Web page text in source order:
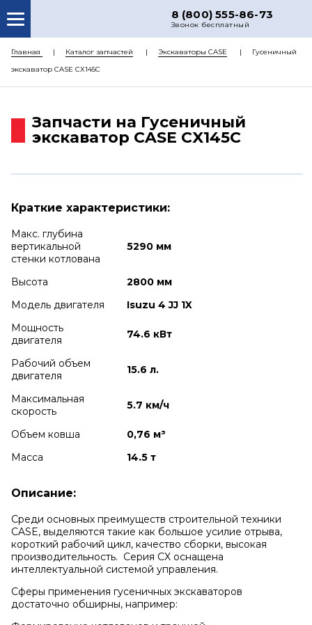
8 (800) 555-86-73
Звонок бесплатный
О НАС
ДОСТАВКА
Главная Каталог запчастей Экскаваторы CASE
Гусеничный
экскаватор CASE CX145C
Запчасти на Гусеничный
экскаватор CASE CX145C
Краткие характеристики:
Макс. глубина
вертикальной
стенки котлована
5290 мм
Высота
2800 мм
Модель двигателя
Isuzu 4 JJ 1X
Мощность
двигателя
74.6 кВт
Рабочий объем
двигателя
15.6 л.
Максимальная
скорость
5.7 км/ч
Объем ковша
0,76 м³
Масса
14.5 т
Описание:
Среди основных преимуществ строительной техники
CASE, выделяются такие как большое усилие отрыва,
короткий рабочий цикл, качество сборки, высокая
производительность. Серия CX оснащена
интеллектуальной системой управления.
Сферы применения гусеничных экскаваторов
достаточно обширны, например: